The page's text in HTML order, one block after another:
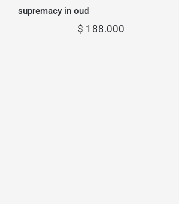
supremacy in oud
$ 188.000